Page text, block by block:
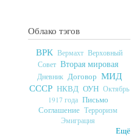
Облако тэгов
ВРК Вермахт Верховный
Совет Вторая мировая
Дневник Договор МИД
СССР НКВД ОУН Октябрь
1917 года Письмо
Соглашение Терроризм
Эмиграция
Ещё